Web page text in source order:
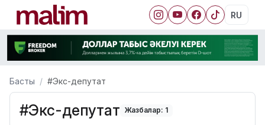
RU
Басты #Экс-депутат
#Экс-депутат Жазбалар: 1